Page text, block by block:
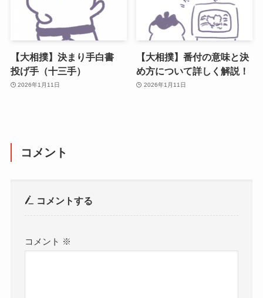
【大相撲】決まり手白書
投げ手（十三手）
2026年1月11日
【大相撲】番付の意味と決
め方について詳しく解説！
2026年1月11日
コメント
コメントする
コメント ※